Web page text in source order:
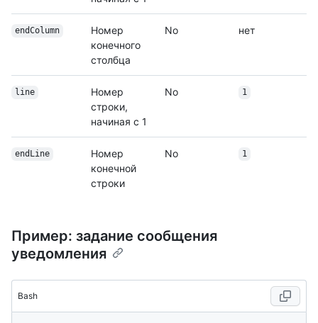
endColumn
Номер
конечного
столбца
No нет
line
Номер
строки,
начиная с 1
No 1
endLine
Номер
конечной
строки
No 1
Пример: задание сообщения
уведомления
Bash